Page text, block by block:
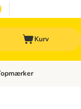
Kurv
kategori menu: Andre